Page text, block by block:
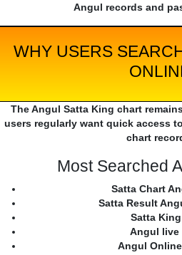
Angul records and
WHY USERS
The Angul Satta King chart
users regularly want quick access
chart
Most Searched
Satta Chart
Satta Result
Satta
Angul live
Angul